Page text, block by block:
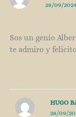
28/09/
Sos un genio
te admiro y
HUGO
28/09/